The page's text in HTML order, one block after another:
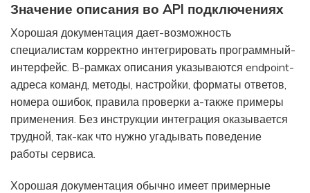
Значение описания во API подключениях
Хорошая документация дает-возможность
специалистам корректно интегрировать программный-
интерфейс. В-рамках описания указываются endpoint-
адреса команд, методы, настройки, форматы ответов,
номера ошибок, правила проверки а-также примеры
применения. Без инструкции интеграция оказывается
трудной, так-как что нужно угадывать поведение
работы сервиса.
Хорошая документация обычно имеет примерные